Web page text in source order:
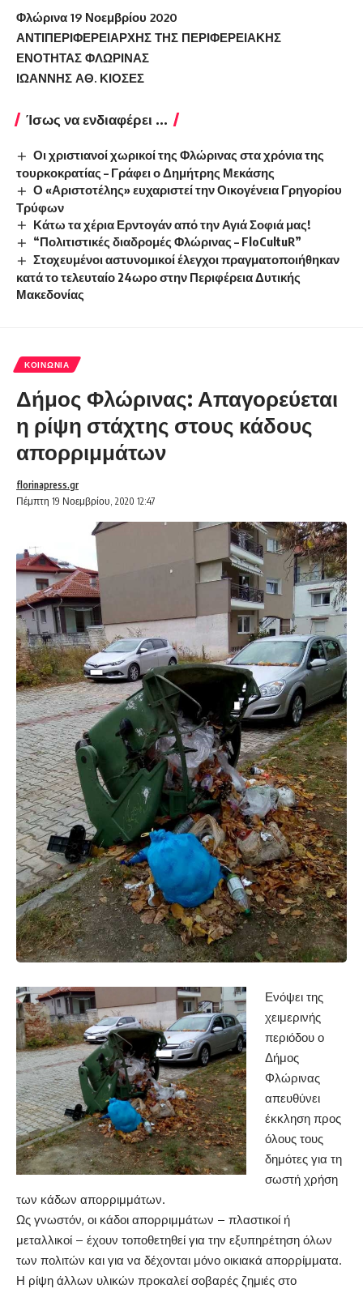
Φλώρινα 19 Νοεμβρίου 2020
ΑΝΤΙΠΕΡΙΦΕΡΕΙΑΡΧΗΣ ΤΗΣ ΠΕΡΙΦΕΡΕΙΑΚΗΣ
ΕΝΟΤΗΤΑΣ ΦΛΩΡΙΝΑΣ
ΙΩΑΝΝΗΣ ΑΘ. ΚΙΟΣΕΣ
Ίσως να ενδιαφέρει ...
Οι χριστιανοί χωρικοί της Φλώρινας στα χρόνια της
τουρκοκρατίας – Γράφει ο Δημήτρης Μεκάσης
Ο «Αριστοτέλης» ευχαριστεί την Οικογένεια Γρηγορίου
Τρύφων
Κάτω τα χέρια Ερντογάν από την Αγιά Σοφιά μας!
“Πολιτιστικές διαδρομές Φλώρινας – FloCultuR”
Στοχευμένοι αστυνομικοί έλεγχοι πραγματοποιήθηκαν
κατά το τελευταίο 24ωρο στην Περιφέρεια Δυτικής
Μακεδονίας
ΚΟΙΝΩΝΊΑ
Δήμος Φλώρινας: Απαγορεύεται
η ρίψη στάχτης στους κάδους
απορριμμάτων
Πέμπτη 19 Νοεμβρίου, 2020 12:47
florinapress.gr
Ενόψει της
χειμερινής
περιόδου ο
Δήμος
Φλώρινας
απευθύνει
έκκληση προς
όλους τους
δημότες για τη
σωστή χρήση
των κάδων απορριμμάτων.
Ως γνωστόν, οι κάδοι απορριμμάτων – πλαστικοί ή
μεταλλικοί – έχουν τοποθετηθεί για την εξυπηρέτηση όλων
των πολιτών και για να δέχονται μόνο οικιακά απορρίμματα.
Η ρίψη άλλων υλικών προκαλεί σοβαρές ζημιές στο